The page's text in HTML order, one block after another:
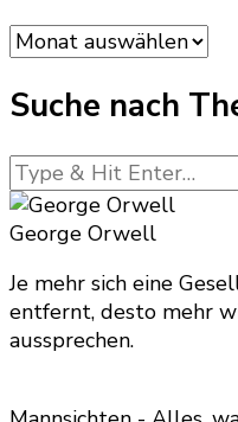
Artikel-
Archiv
Suche nach
Looking
for
Something?
George Orwell
Je mehr sich eine
entfernt, desto mehr
aussprechen.